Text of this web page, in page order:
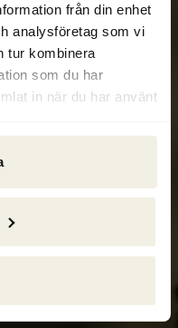
från din enhet
analysföretag som vi
tur kombinera
som du har
in när du har använt
företag med
Sveriges ledande
värden och skapa